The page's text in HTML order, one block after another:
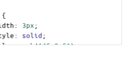
{
: 3px;
: solid;
: rgb(145,0,51);